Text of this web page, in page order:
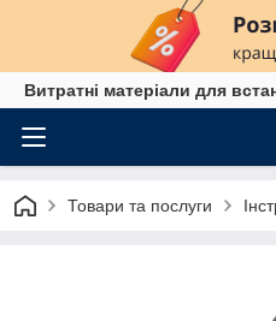
Витратні матеріали для
Товари та послуги